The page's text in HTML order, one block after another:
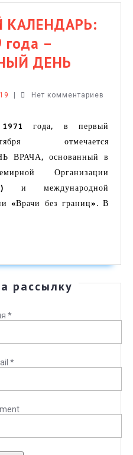
года –
ДЕНЬ
tavCZ2019Нет комментариев
года, в первый
отмечается
основанный в
Организации
и международной
«Врачи без границ». В
рассылку
*
*